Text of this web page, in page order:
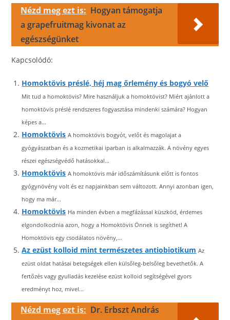
Nézd meg ezt is: Hogyan támogatja
a grapefruitmag kivonat az
egészségünket
Kapcsolódó:
Homoktövis préslé, héj mag őrlemény és bogyó velő
Mit tud a homoktövis? Mire használjuk a homoktövist? Miért ajánlott a
homoktövis préslé rendszeres fogyasztása mindenki számára? Hogyan
képes a...
Homoktövis A homoktövis bogyót, velőt és magolajat a
gyógyászatban és a kozmetikai iparban is alkalmazzák. A növény egyes
részei egészségvédő hatásokkal...
Homoktövis A homoktövis már időszámításunk előtt is fontos
gyógynövény volt és ez napjainkban sem változott. Annyi azonban igen,
hogy ma már...
Homoktövis Ha minden évben a megfázással küszköd, érdemes
elgondolkodnia azon, hogy a Homoktövis Önnek is segíthet! A
Homoktövis egy csodálatos növény,...
Az ezüst kolloid mint természetes antiobiotikum Az
ezüst oldat hatásai betegségek ellen külsőleg-belsőleg bevethetők. A
fertőzés vagy gyulladás kezelése ezüst kolloid segítségével gyors
eredményt hoz, mivel...
Nézd meg ezt is: Dr. Erbszt András